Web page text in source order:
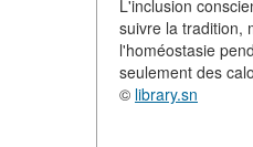
L'inclusion
suivre la tradition,
l'homéostasie
seulement des
© library.sn